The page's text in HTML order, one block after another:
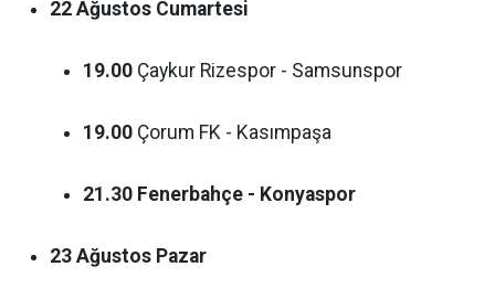
22 Ağustos Cumartesi
19.00 Çaykur Rizespor - Samsunspor
19.00 Çorum FK - Kasımpaşa
21.30 Fenerbahçe - Konyaspor
23 Ağustos Pazar